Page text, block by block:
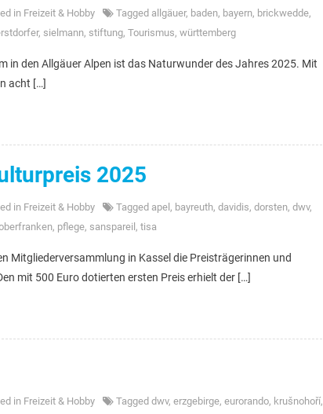
in Freizeit & Hobby Tagged allgäuer, baden, bayern, brickwedde,
, sielmann, stiftung, Tourismus, württemberg
in den Allgäuer Alpen ist das Naturwunder des Jahres 2025. Mit
acht […]
2025
in Freizeit & Hobby Tagged apel , bayreuth, davidis, dorsten, dwv,
, pflege, sanspareil , tisa
Mitgliederversammlung in Kassel die Preisträgerinnen und
mit 500 Euro dotierten ersten Preis erhielt der […]
in Freizeit & Hobby Tagged dwv, erzgebirge, eurorando, krušnohoří,